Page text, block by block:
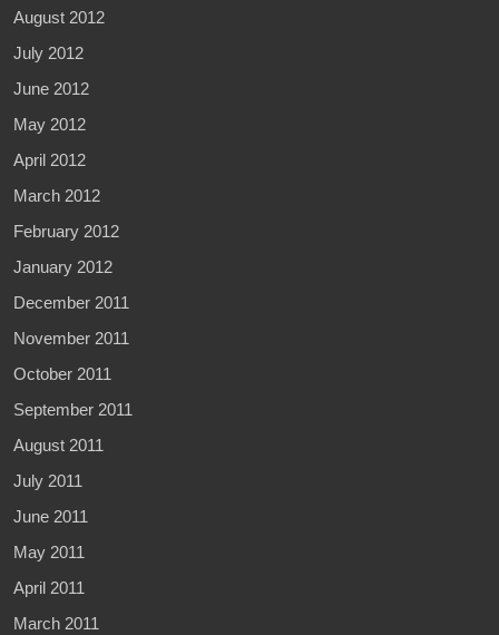
August 2012
July 2012
June 2012
May 2012
April 2012
March 2012
February 2012
January 2012
December 2011
November 2011
October 2011
September 2011
August 2011
July 2011
June 2011
May 2011
April 2011
March 2011